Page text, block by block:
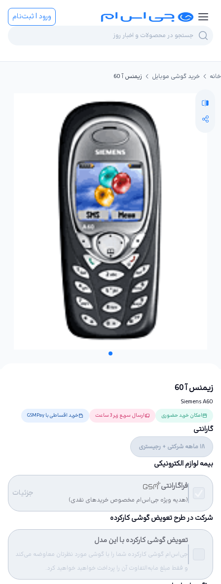
ورود | ثبت‌نام
خانه خرید گوشی موبایل زیمنس آ 60
زیمنس آ 60
Siemens A60
امکان خرید حضوری ارسال سریع زیر 3 ساعت خرید اقساطی با GSMPay
گارانتی
18 ماهه شرکتی + رجیستری
بیمه لوازم الکترونیکی
فراگارانتی
(هدیه ویژه جی‌اس‌ام مخصوص خریدهای نقدی)
جزئیات
شرکت در طرح تعویض گوشی کارکرده
تعویض گوشی کارکرده با این مدل
جی‌اس‌ام گوشی کارکرده شما را با گوشی مورد نظرتان معاوضه می‌کند
و فقط مبلغ مابه‌التفاوت آن را پرداخت خواهید خواهید کرد.